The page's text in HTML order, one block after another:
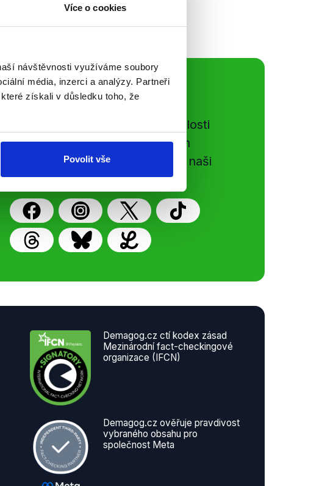
Více o cookies
návštěvnosti využíváme soubory
média, inzerci a analýzy. Partneři
získali v důsledku toho, že
Povolit vše
Sociální sítě
Nenechte si ujít nejnovější události
z Demagog.cz. Sdílením našich
příspěvků přátelům podpoříte naši
práci.
Demagog.cz ctí kodex zásad
Mezinárodní fact-checkingové
organizace (IFCN)
Demagog.cz ověřuje pravdivost
vybraného obsahu pro
společnost Meta